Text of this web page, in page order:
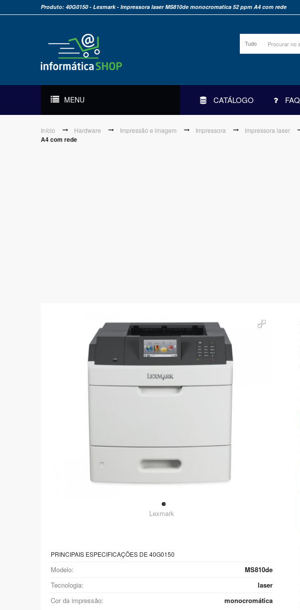
Produto: 40G0150 - Lexmark - Impressora laser MS810de monocromatica 52 ppm A4 com rede
Tudo
MENU CATÁLOGO FAQ
Início Hardware Impressão e imagem Impressora Impressora laser
A4 com rede
Lexmark
PRINCIPAIS ESPECIFICAÇÕES DE 40G0150
Modelo:
MS810de
Tecnologia:
laser
Cor da impressão:
monocromática